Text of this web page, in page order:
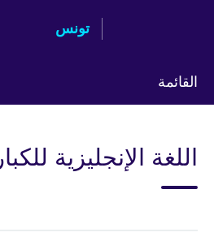
تونس
القائمة
language
اللغة الإنجليزية للكبار